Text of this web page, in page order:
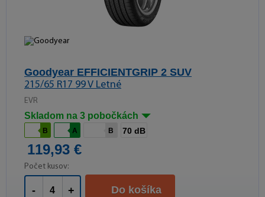
Goodyear EFFICIENTGRIP 2 SUV
215/65 R17 99 V Letné
EVR
Skladom na 3 pobočkách
B A B 70 dB
119,93 €
Počet kusov:
- + Do košíka